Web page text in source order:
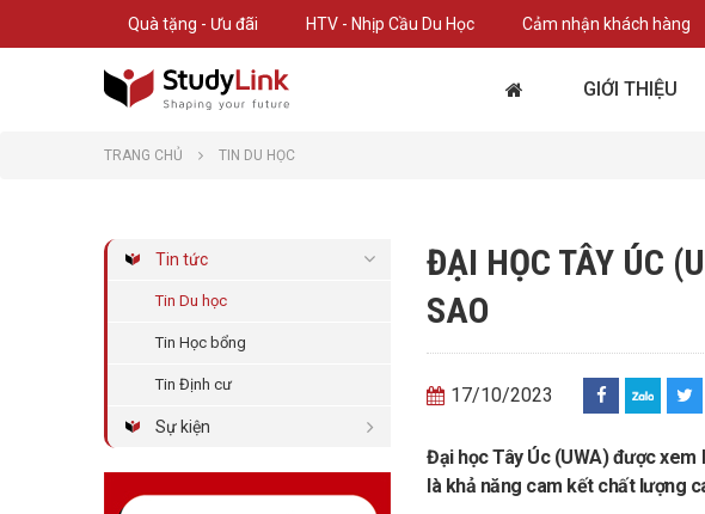
Quà tặng - Ưu đãi HTV - Nhịp Cầu Du Học Cảm nhận khách hàng
GIỚI THIỆU
TRANG CHỦ TIN DU HỌC
Tin tức
Tin Du học
Tin Học bổng
Tin Định cư
Sự kiện
ĐẠI HỌC TÂY ÚC
SAO
17/10/2023
Đại học Tây Úc (UWA) được
là khả năng cam kết chất lượng